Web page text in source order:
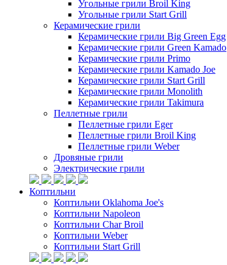
Угольные грили Broil King
Угольные грили Start Grill
Керамические грили
Керамические грили Big Green Egg
Керамические грили Green Kamado
Керамические грили Primo
Керамические грили Kamado Joe
Керамические грили Start Grill
Керамические грили Monolith
Керамические грили Takimura
Пеллетные грили
Пеллетные грили Eger
Пеллетные грили Broil King
Пеллетные грили Weber
Дровяные грили
Электрические грили
Коптильни
Коптильни Oklahoma Joe's
Коптильни Napoleon
Коптильни Char Broil
Коптильни Weber
Коптильни Start Grill